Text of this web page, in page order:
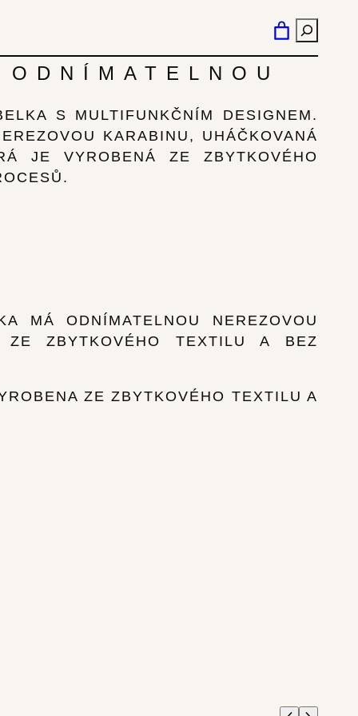
S MULTIFUNKČNÍM DESIGNEM.
KARABINU, UHÁČKOVANÁ
JE VYROBENÁ ZE ZBYTKOVÉHO
MÁ ODNÍMATELNOU NEREZOVOU
ZE ZBYTKOVÉHO TEXTILU A BEZ
ZE ZBYTKOVÉHO TEXTILU A